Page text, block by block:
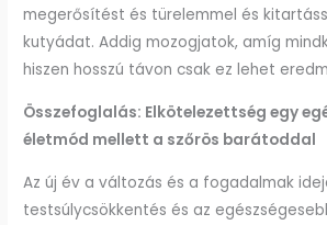
megerősítést és türelemmel és
kutyádat. Addig mozogjatok, amíg
hiszen hosszú távon csak ez lehet
Összefoglalás: Elkötelezettség egy
életmód mellett a szőrös barátoddal
Az új év a változás és a fogadalmak
testsúlycsökkentés és az